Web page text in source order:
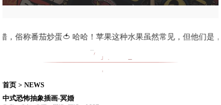
果虽然常见，但他们是，来自智慧树上的果实
首页 > NEWS
中式恐怖抽象插画-冥婚